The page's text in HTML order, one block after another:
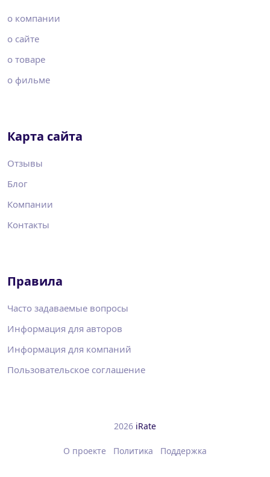
о компании
о сайте
о товаре
о фильме
Карта сайта
Отзывы
Блог
Компании
Контакты
Правила
Часто задаваемые вопросы
Информация для авторов
Информация для компаний
Пользовательское соглашение
2026 iRate
О проекте Политика Поддержка